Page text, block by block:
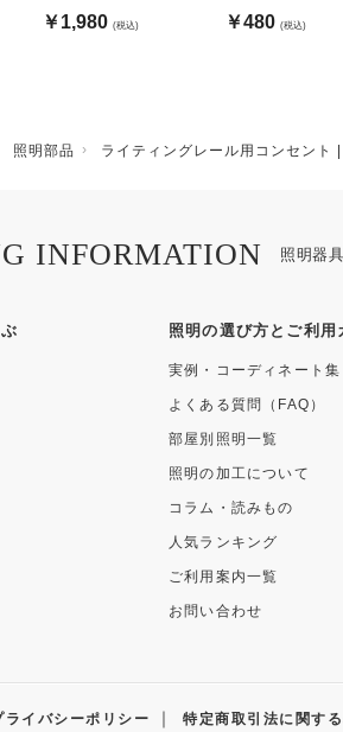
￥1,980 (税込) ￥480 (税込)
照明部品 ライティングレール用コンセント |
照明器
INFORMATION
照明の選び方とご利用
実例・コーディネート集
よくある質問（FAQ）
部屋別照明一覧
照明の加工について
コラム・読みもの
人気ランキング
ご利用案内一覧
お問い合わせ
ライバシーポリシー ｜ 特定商取引法に関す